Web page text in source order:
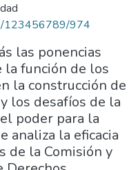
123456789/974
las ponencias
la función de los
la construcción de
los desafíos de la
poder para la
analiza la eficacia
de la Comisión y